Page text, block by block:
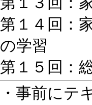
第１４回：
の学習
第１５回：
・事前にテ